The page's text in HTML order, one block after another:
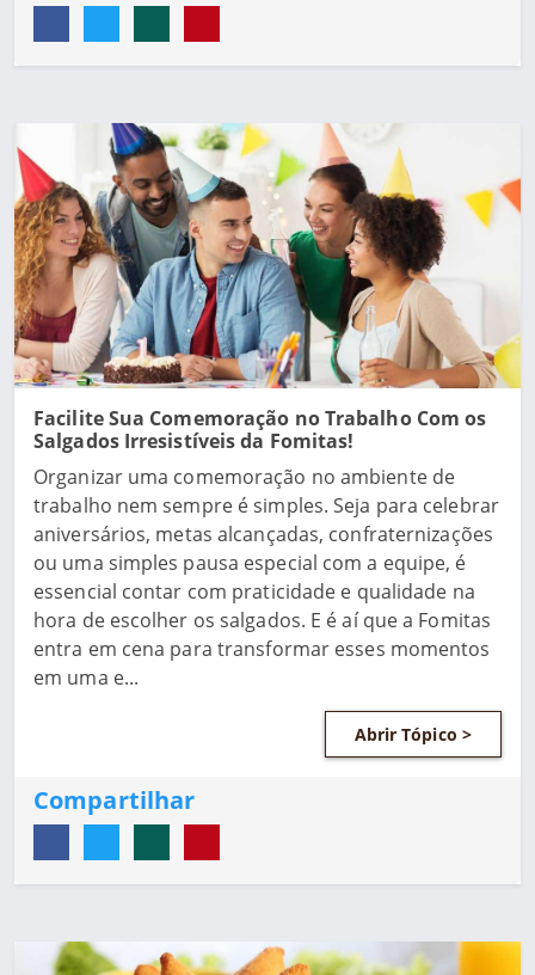
Facilite Sua Comemoração no Trabalho Com os
Salgados Irresistíveis da Fomitas!
Organizar uma comemoração no ambiente de
trabalho nem sempre é simples. Seja para celebrar
aniversários, metas alcançadas, confraternizações
ou uma simples pausa especial com a equipe, é
essencial contar com praticidade e qualidade na
hora de escolher os salgados. E é aí que a Fomitas
entra em cena para transformar esses momentos
em uma e...
Abrir Tópico >
Compartilhar